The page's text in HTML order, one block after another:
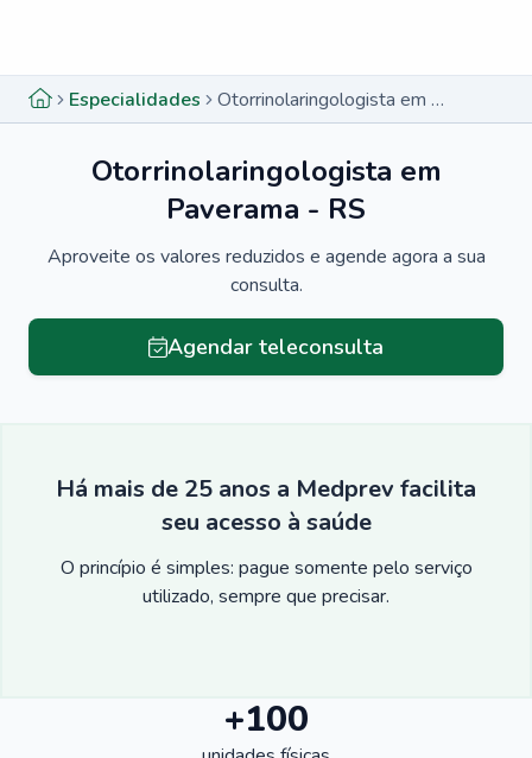
Especialidades Otorrinolaringologista em Paverama - RS
Otorrinolaringologista em
Paverama - RS
Aproveite os valores reduzidos e agende agora a sua
consulta.
Agendar teleconsulta
Há mais de 25 anos a Medprev facilita
seu acesso à saúde
O princípio é simples: pague somente pelo serviço
utilizado, sempre que precisar.
+100